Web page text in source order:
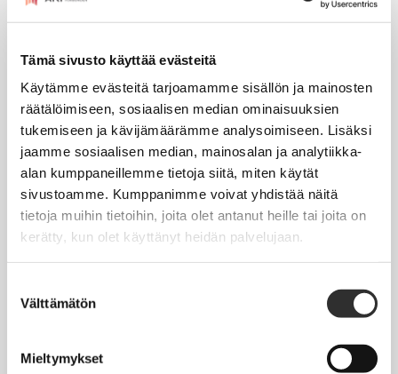
Tämä sivusto käyttää evästeitä
Käytämme evästeitä tarjoamamme sisällön ja mainosten
räätälöimiseen, sosiaalisen median ominaisuuksien
tukemiseen ja kävijämäärämme analysoimiseen. Lisäksi
jaamme sosiaalisen median, mainosalan ja analytiikka-
alan kumppaneillemme tietoja siitä, miten käytät
sivustoamme. Kumppanimme voivat yhdistää näitä
tietoja muihin tietoihin, joita olet antanut heille tai joita on
kerätty, kun olet käyttänyt heidän palvelujaan.
valinta
Välttämätön
Mieltymykset
AJANKOHTAISTA
Blogit
JOBI
TYÖELÄMÄOPAS
Työsuhde ja virkasuhde
virkaehtosopimukset